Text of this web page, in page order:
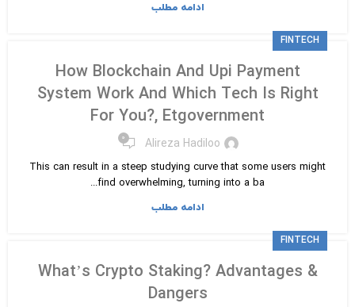
ادامه مطلب
FINTECH
How Blockchain And Upi Payment
System Work And Which Tech Is Right
For You?, Etgovernment
Alireza Hadiloo ۰
This can result in a steep studying curve that some users might
find overwhelming, turning into a ba...
ادامه مطلب
FINTECH
What’s Crypto Staking? Advantages &
Dangers